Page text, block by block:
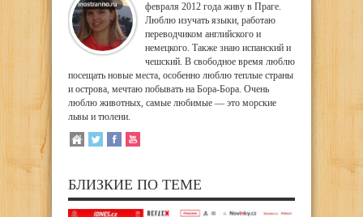
февраля 2012 года живу в Праге.
Люблю изучать языки, работаю
переводчиком английского и
немецкого. Также знаю испанский и
чешский. В свободное время люблю
посещать новые места, особенно люблю теплые страны
и острова, мечтаю побывать на Бора-Бора. Очень
люблю животных, самые любимые — это морские
львы и тюлени.
БЛИЗКИЕ ПО ТЕМЕ